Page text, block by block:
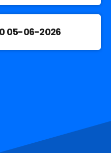
05-06-2026